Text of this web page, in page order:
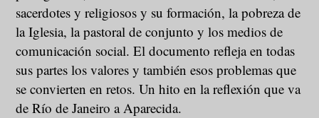
sacerdotes y religiosos y su formación, la pobreza de
la Iglesia, la pastoral de conjunto y los medios de
comunicación social. El documento refleja en todas
sus partes los valores y también esos problemas que
se convierten en retos. Un hito en la reflexión que va
de Río de Janeiro a Aparecida.